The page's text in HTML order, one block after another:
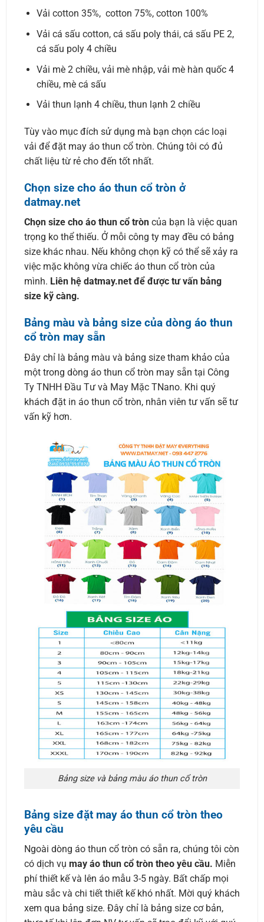
Vải cotton 35%, cotton 75%, cotton 100%
Vải cá sấu cotton, cá sấu poly thái, cá sấu PE 2,
cá sấu poly 4 chiều
Vải mè 2 chiều, vải mè nhập, vải mè hàn quốc 4
chiều, mè cá sấu
Vải thun lạnh 4 chiều, thun lạnh 2 chiều
Tùy vào mục đích sử dụng mà bạn chọn các loại
vải để đặt may áo thun cổ tròn. Chúng tôi có đủ
chất liệu từ rẻ cho đến tốt nhất.
Chọn size cho áo thun cổ tròn ở
datmay.net
Chọn size cho áo thun cổ tròn của bạn là việc quan
trọng ko thể thiếu. Ở mỗi công ty may đều có bảng
size khác nhau. Nếu không chọn kỹ có thể sẽ xảy ra
việc mặc không vừa chiếc áo thun cổ tròn của
mình. Liên hệ datmay.net để được tư vấn bảng
size kỹ càng.
Bảng màu và bảng size của dòng áo thun
cổ tròn may sẵn
Đây chỉ là bảng màu và bảng size tham khảo của
một trong dòng áo thun cổ tròn may sẵn tại Công
Ty TNHH Đầu Tư và May Mặc TNano. Khi quý
khách đặt in áo thun cổ tròn, nhân viên tư vấn sẽ tư
vấn kỹ hơn.
Bảng size và bảng màu áo thun cổ tròn
Bảng size đặt may áo thun cổ tròn theo
yêu cầu
Ngoài dòng áo thun cổ tròn có sẵn ra, chúng tôi còn
có dịch vụ may áo thun cổ tròn theo yêu cầu. Miễn
phí thiết kế và lên áo mẫu 3-5 ngày. Bất chấp mọi
màu sắc và chi tiết thiết kế khó nhất. Mời quý khách
xem qua bảng size. Đây chỉ là bảng size cơ bản,